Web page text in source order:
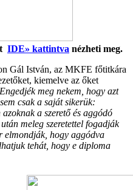
IDE» kattintva nézheti meg.
Gál István, az MKFE főtitkára
kiemelve az őket
Engedjék meg nekem, hogy azt
csak a saját sikerük:
a szerető és aggódó
meleg szeretettel fogadják
elmondják, hogy aggódva
tehát, hogy e diploma